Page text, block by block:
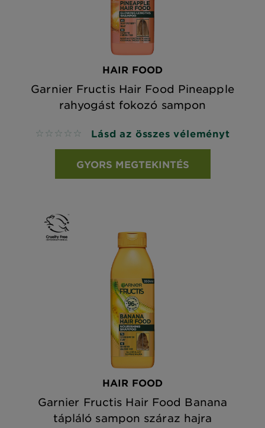
HAIR FOOD
Garnier Fructis Hair Food Pineapple
rahyogást fokozó sampon
No reviews Lásd az összes véleményt
GYORS MEGTEKINTÉS
HAIR FOOD
Garnier Fructis Hair Food Banana
tápláló sampon száraz hajra